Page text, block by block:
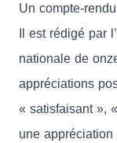
Un compte-
Il est rédigé par
nationale de
appréciations
« satisfaisant »,
une appréciation